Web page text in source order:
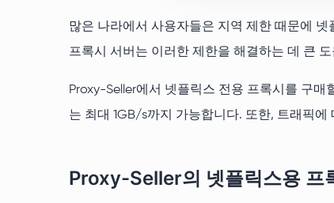
많은 나라에서 사용자들은 지역 제한 때문에
프록시 서버는 이러한 제한을 해결하는 데 큰
Proxy-Seller에서 넷플릭스 전용 프록시를 구
는 최대 1GB/s까지 가능합니다. 또한, 트래픽에
Proxy-Seller의 넷플릭스용 프